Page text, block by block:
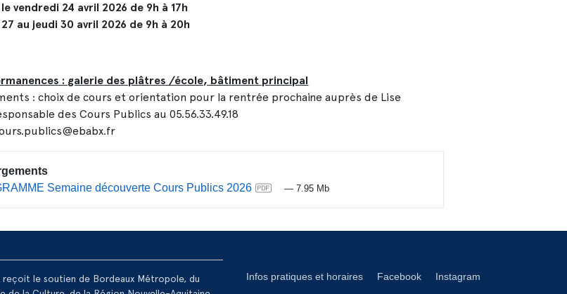
vendredi 24 avril 2026 de 9h à 17h
au jeudi 30 avril 2026 de 9h à 20h
: galerie des plâtres /école, bâtiment principal
: choix de cours et orientation pour la rentrée prochaine auprès de Lise
des Cours Publics au 05.56.33.49.18
Semaine découverte Cours Publics 2026
— 7.95 Mb
reçoit le soutien de Bordeaux Métropole, du
Réseaux footer
Infos pratiques et horaires Facebook Instagram